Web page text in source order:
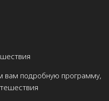
вам подробную программу,